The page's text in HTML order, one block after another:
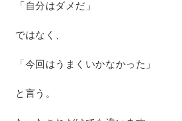
「自分はダメだ」
ではなく、
「今回はうまくいかなかった」
と言う。